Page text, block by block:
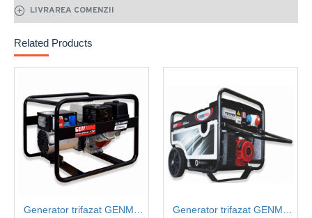
Tensiune (V): 400
Frecventa (Hz): 50
Tip motor: Honda GX270 Benzina
Turatie motor (rpm): 3.000
Sistem racire motor: Aer
Demaraj: La sfoara
Capacitate rezervor combustibil (litri): 5.3
Autonomie (la 75% putere) (ore): 3.2
Greutate echipament (kg): 71
LIVRAREA COMENZII
Related Products